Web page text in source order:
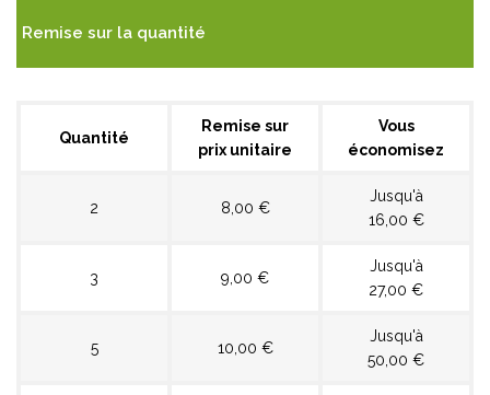
Remise sur la quantité
Quantité
Remise sur
prix unitaire
Vous
économisez
2 8,00 €
Jusqu'à
16,00 €
3 9,00 €
Jusqu'à
27,00 €
5 10,00 €
Jusqu'à
50,00 €